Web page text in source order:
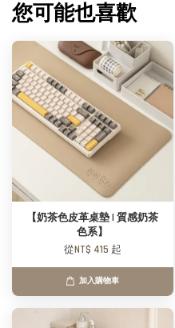
您可能也喜歡
【奶茶色皮革桌墊 | 質感奶茶
色系】
從NT$ 415 起
加入購物車